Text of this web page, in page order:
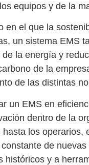
equipos y de la
en el que la
un sistema EMS
la energía y
de la
de las distintas
un EMS en
dentro de la
los
de
históricos y a